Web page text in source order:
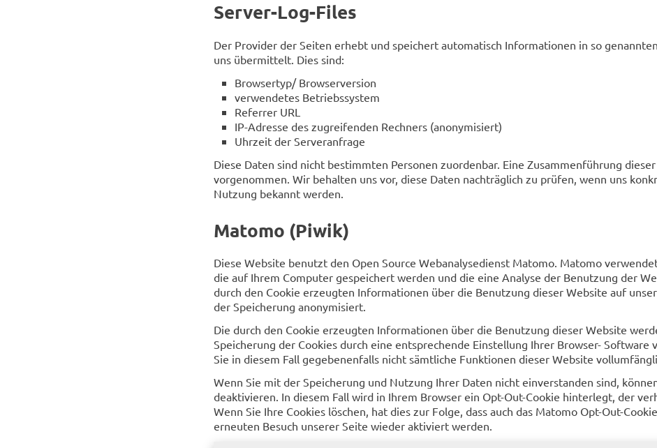
Server-Log-Files
Der Provider der Seiten erhebt und speichert automatisch Informationen in so
uns übermittelt. Dies sind:
Browsertyp/ Browserversion
verwendetes Betriebssystem
Referrer URL
IP-Adresse des zugreifenden Rechners (anonymisiert)
Uhrzeit der Serveranfrage
Diese Daten sind nicht bestimmten Personen zuordenbar. Eine Zusammenführung
vorgenommen. Wir behalten uns vor, diese Daten nachträglich zu prüfen, wenn uns
Nutzung bekannt werden.
Matomo (Piwik)
Diese Website benutzt den Open Source Webanalysedienst Matomo. Matomo
die auf Ihrem Computer gespeichert werden und die eine Analyse der Benutzung der
durch den Cookie erzeugten Informationen über die Benutzung dieser Website auf
der Speicherung anonymisiert.
Die durch den Cookie erzeugten Informationen über die Benutzung dieser Website
Speicherung der Cookies durch eine entsprechende Einstellung Ihrer Browser- Software
Sie in diesem Fall gegebenenfalls nicht sämtliche Funktionen dieser Website
Wenn Sie mit der Speicherung und Nutzung Ihrer Daten nicht einverstanden sind,
deaktivieren. In diesem Fall wird in Ihrem Browser ein Opt-Out-Cookie hinterlegt, der
Wenn Sie Ihre Cookies löschen, hat dies zur Folge, dass auch das Matomo Opt-Out-
erneuten Besuch unserer Seite wieder aktiviert werden.